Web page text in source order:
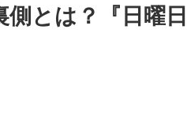
とは？『日曜